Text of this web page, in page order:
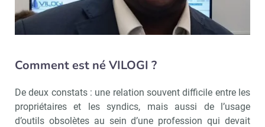
Comment est né VILOGI ?
De deux constats : une relation souvent difficile entre les
propriétaires et les syndics, mais aussi de l’usage
d’outils obsolètes au sein d’une profession qui devait